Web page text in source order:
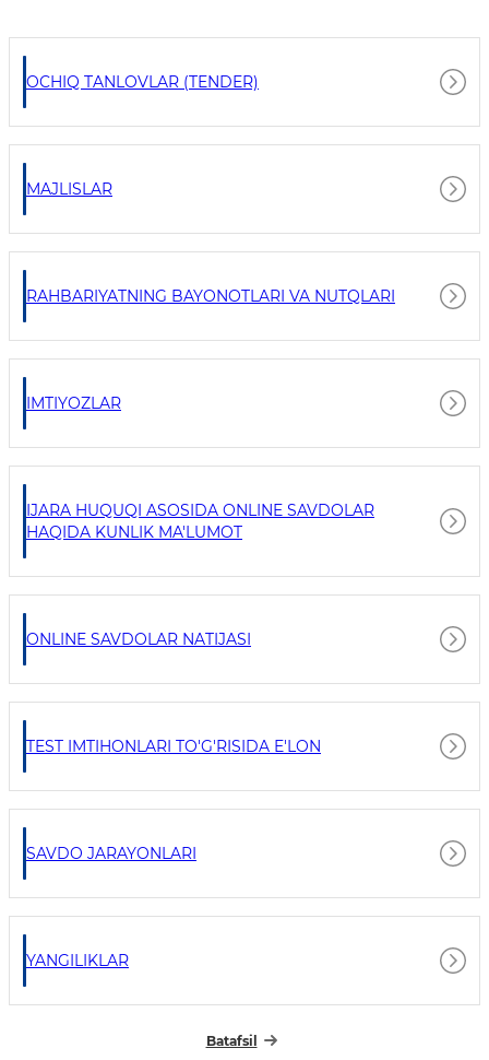
OCHIQ TANLOVLAR (TENDER)
MAJLISLAR
RAHBARIYATNING BAYONOTLARI VA NUTQLARI
IMTIYOZLAR
IJARA HUQUQI ASOSIDA ONLINE SAVDOLAR
HAQIDA KUNLIK MA'LUMOT
ONLINE SAVDOLAR NATIJASI
TEST IMTIHONLARI TO'G'RISIDA E'LON
SAVDO JARAYONLARI
YANGILIKLAR
Batafsil